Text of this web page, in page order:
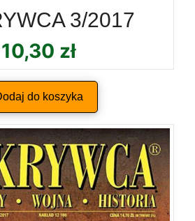
3/2017
10,30 zł
do koszyka